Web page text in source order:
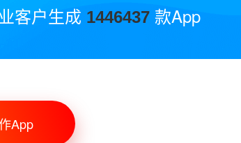
客户生成 1446437 款App
App